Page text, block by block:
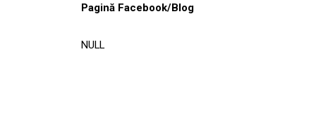
Pagină Facebook/Blog
NULL